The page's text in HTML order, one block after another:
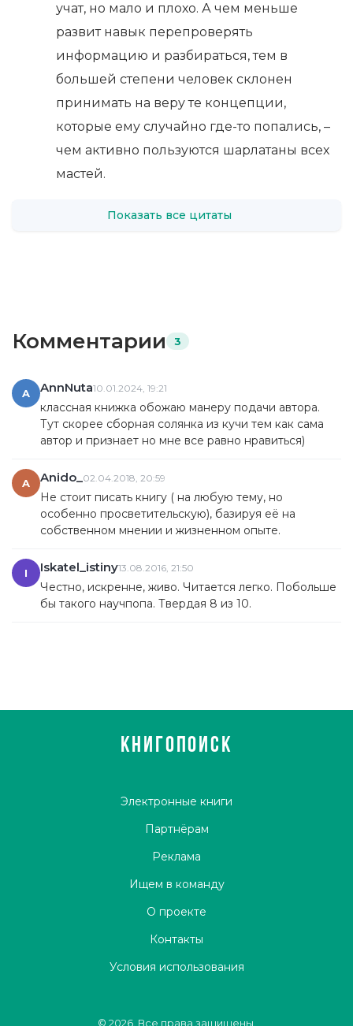
учат, но мало и плохо. А чем меньше
развит навык перепроверять
информацию и разбираться, тем в
большей степени человек склонен
принимать на веру те концепции,
которые ему случайно где-то попались, –
чем активно пользуются шарлатаны всех
мастей.
Показать все цитаты
Комментарии 3
A AnnNuta10.01.2024, 19:21
классная книжка обожаю манеру подачи автора.
Тут скорее сборная солянка из кучи тем как сама
автор и признает но мне все равно нравиться)
A Anido_02.04.2018, 20:59
Не стоит писать книгу ( на любую тему, но
особенно просветительскую), базируя её на
собственном мнении и жизненном опыте.
I Iskatel_istiny13.08.2016, 21:50
Честно, искренне, живо. Читается легко. Побольше
бы такого научпопа. Твердая 8 из 10.
КНИГОПОИСК
Электронные книги
Партнёрам
Реклама
Ищем в команду
О проекте
Контакты
Условия использования
© 2026. Все права защищены.